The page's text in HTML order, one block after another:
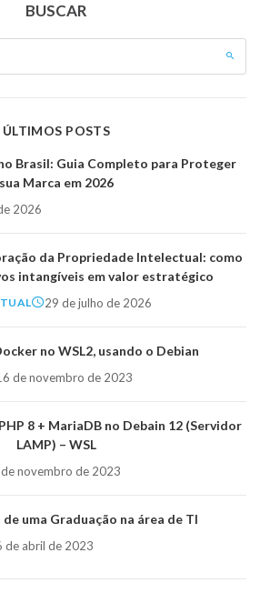
BUSCAR
ÚLTIMOS POSTS
Brasil: Guia Completo para Proteger
sua Marca em 2026
2026
da Propriedade Intelectual: como
intangíveis em valor estratégico
29 de julho de 2026
no WSL2, usando o Debian
de novembro de 2023
8 + MariaDB no Debain 12 (Servidor
LAMP) – WSL
novembro de 2023
uma Graduação na área de TI
de abril de 2023